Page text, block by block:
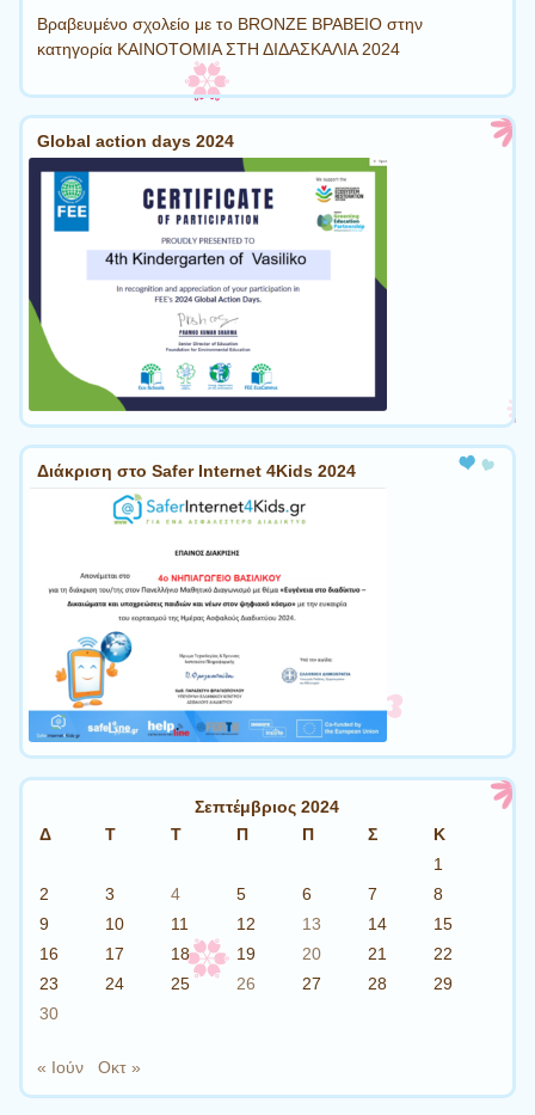
Βραβευμένο σχολείο με το BRONZE ΒΡΑΒΕΙΟ στην
κατηγορία ΚΑΙΝΟΤΟΜΙΑ ΣΤΗ ΔΙΔΑΣΚΑΛΙΑ 2024
Global action days 2024
Διάκριση στο Safer Internet 4Kids 2024
Σεπτέμβριος 2024
Δ
Τ Τ Π Π Σ
Κ
1
2
3 4 5 6 7
8
9
10 11 12 13 14
15
16
17 18 19 20 21
22
23
24 25 26 27 28
29
30
« Ιούν Οκτ »